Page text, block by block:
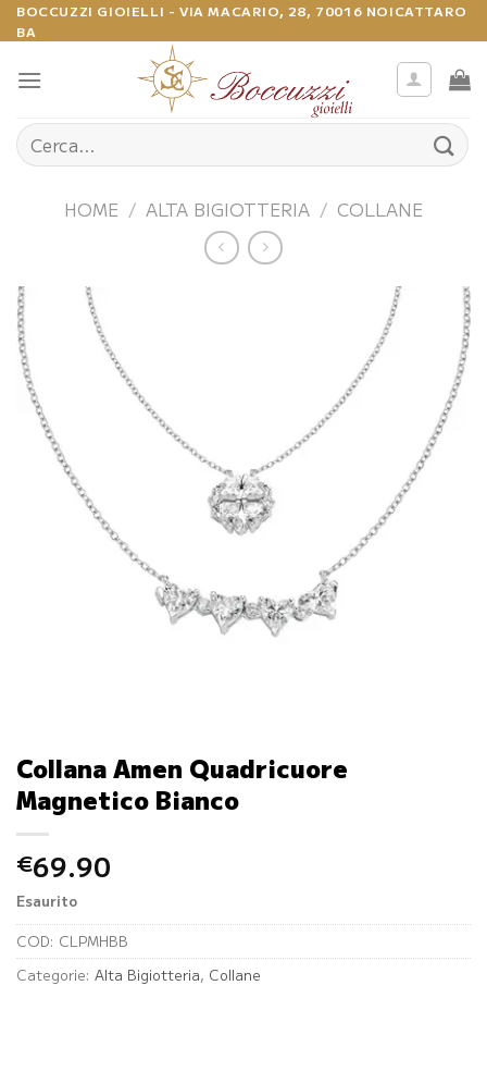
Salta
ai
contenuti
BOCCUZZI GIOIELLI - VIA MACARIO, 28, 70016 NOICATTARO
BA
Cerca:
HOME / ALTA BIGIOTTERIA / COLLANE
Collana Amen Quadricuore
Magnetico Bianco
€69.90
Esaurito
COD: CLPMHBB
Categorie: Alta Bigiotteria, Collane